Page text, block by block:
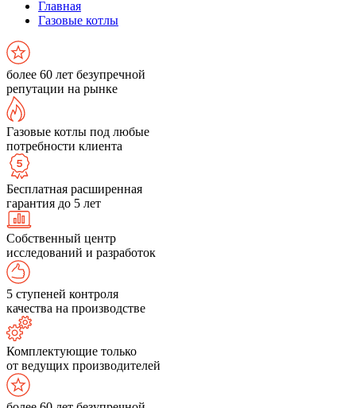
Главная
Газовые котлы
более 60 лет безупречной
репутации на рынке
Газовые котлы под любые
потребности клиента
Бесплатная расширенная
гарантия до 5 лет
Собственный центр
исследований и разработок
5 ступеней контроля
качества на производстве
Комплектующие только
от ведущих производителей